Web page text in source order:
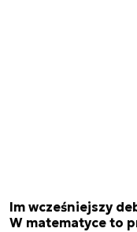
Im wcześniejszy
W matematyce to